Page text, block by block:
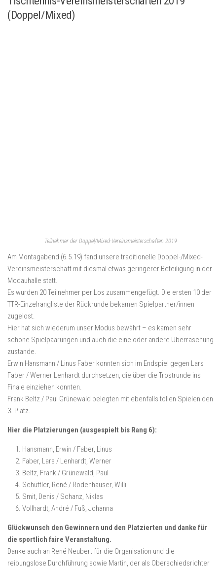
(Doppel/Mixed)
Teilnehmer der Doppel/Mixed-Vereinsmeisterschaften 2019
Am Montagabend (6.5.19) fand unsere traditionelle Doppel-/Mixed-
Vereinsmeisterschaft mit diesmal etwas geringerer Beteiligung in der
Modauhalle statt.
Es wurden 20 Teilnehmer per Los zusammengefügt. Die ersten 10 der
TTR-Einzelrangliste der Rückrunde bekamen Spielpartner/innen
zugelost.
Hier hat sich wiederum unser Modus bewährt – es kamen sehr
schöne Spielpaarungen und auch die eine oder andere Überraschung
zustande.
Erwin Hansmann / Linus Faber konnten sich im Endspiel gegen Lars
Faber / Werner Lenhardt durchsetzen, die über die Trostrunde ins
Finale einziehen konnten.
Frank Beltz / Paul Grünewald belegten mit ebenfalls tollen Spielen den
3. Platz.
Hier die Platzierungen (ausgespielt bis Rang 6):
Hansmann, Erwin / Faber, Linus
Faber, Lars / Lenhardt, Werner
Beltz, Frank / Grünewald, Paul
Schüttler, René / Rodenhäuser, Willi
Smit, Denis / Schanz, Niklas
Vollhardt, André / Fuß, Johanna
Glückwunsch den Gewinnern und den Platzierten und danke für
die sportlich faire Veranstaltung.
Danke auch an René Neubert für die Organisation und die
reibungslose Durchführung sowie Martin, der als Oberschiedsrichter